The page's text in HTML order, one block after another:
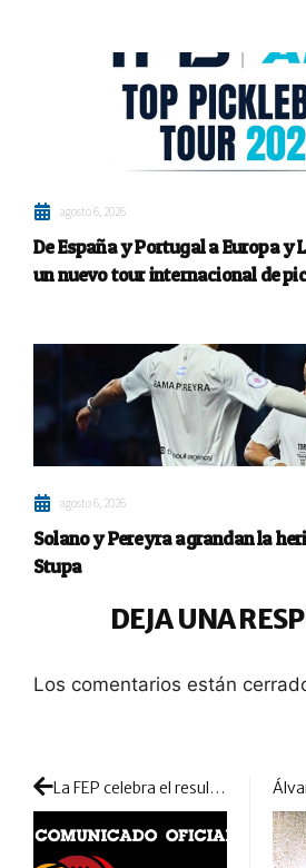
agosto 6, 2026
De España y Portugal a Europa y
un nuevo tour internacional de
agosto 6, 2026
Solano y Pereyra agrandan la
Stupa
DEJA UNA
Los comentarios están
La FEP celebra el resultado de la votación internacional favorable al pádel